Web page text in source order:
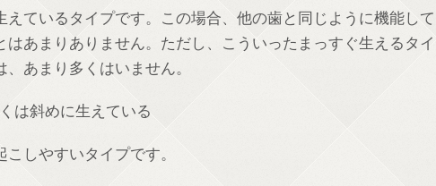
えているタイプです。この場合、他の歯と同じように機能して
あまりありません。ただし、こういったまっすぐ生えるタイ
あまり多くはいません。
は斜めに生えている
しやすいタイプです。